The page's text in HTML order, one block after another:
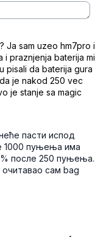
Ja sam uzeo hm7pro i
i praznjenja baterija mi
pisali da baterija gura
je nakod 250 vec
je stanje sa magic
пасти испод
1000 пуњења има
после 250 пуњења.
сам bag